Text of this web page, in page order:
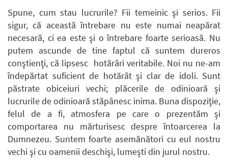
Spune, cum stau lucrurile? Fii temeinic şi serios. Fii
sigur, că această întrebare nu este numai neapărat
necesară, ci ea este şi o întrebare foarte serioasă. Nu
putem ascunde de tine faptul că suntem dureros
conştienţi, că lipsesc hotărâri veritabile. Noi nu ne-am
îndepărtat suficient de hotărât şi clar de idoli. Sunt
păstrate obiceiuri vechi; plăcerile de odinioară şi
lucrurile de odinioară stăpânesc inima. Buna dispoziţie,
felul de a fi, atmosfera pe care o prezentăm şi
comportarea nu mărturisesc despre întoarcerea la
Dumnezeu. Suntem foarte asemănători cu eul nostru
vechi şi cu oamenii deschişi, lumeşti din jurul nostru.